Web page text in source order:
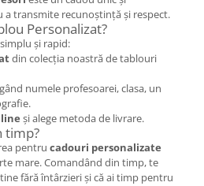
transmite recunoștință și respect.
Personalizat?
și rapid:
din colecția noastră de tablouri
numele profesoarei, clasa, un
și alege metoda de livrare.
timp?
pentru cadouri personalizate
mare. Comandând din timp, te
fără întârzieri și că ai timp pentru